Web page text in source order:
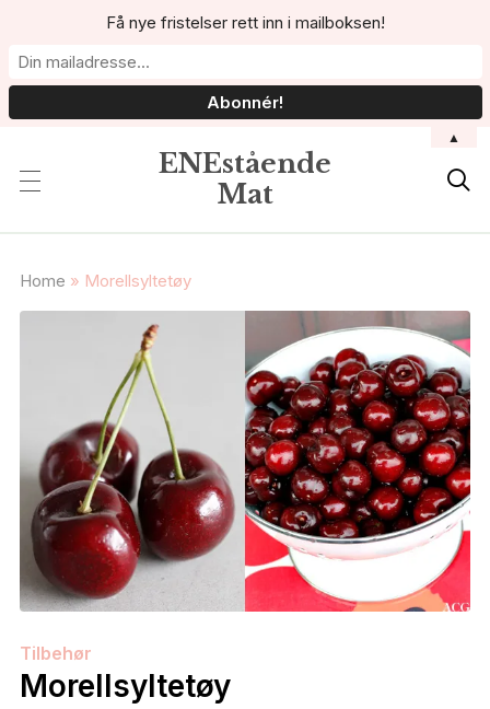
ENEstående
Mat

Home » Morellsyltetøy
Tilbehør
Morellsyltetøy
Få nye fristelser rett inn i mailboksen!
▲